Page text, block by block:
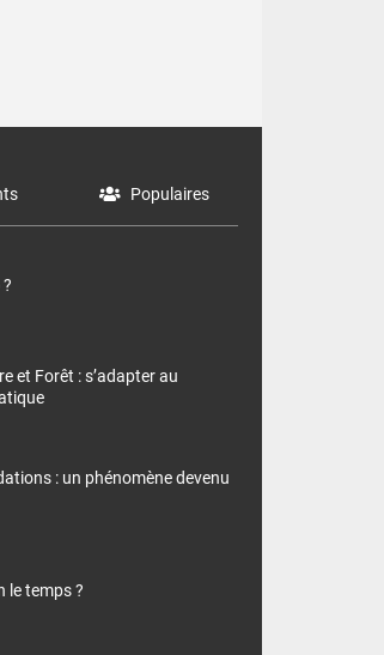
Populaires
et Forêt : s’adapter au
: un phénomène devenu
le temps ?